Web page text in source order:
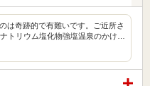
は奇跡的で有難いです。ご近所さ
トリウム塩化物強塩温泉のかけ…